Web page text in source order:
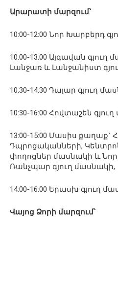
Արարատի մարզում՝
10:00-12:00 Նոր Խարբերդ
10:00-13:00 Այգավան գյուղ
Լանջառ և Լանջանիստ
10:30-14:30 Դալար գյուղ
10:30-16:00 Հովտաշեն
13:00-15:00 Մասիս քաղաք`
Դպրոցականների,
փողոցներ մասնակի և
Ռանչպար գյուղ մասնակի,
14:00-16:00 Երասխ գյուղ
Վայոց Ձորի մարզում՝